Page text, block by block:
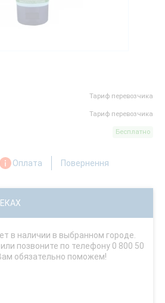
Тариф перевозчика
Тариф перевозчика
Бесплатно
Оплата Повернення
в наличии в выбранном городе.
позвоните по телефону 0 800 50
обязательно поможем!